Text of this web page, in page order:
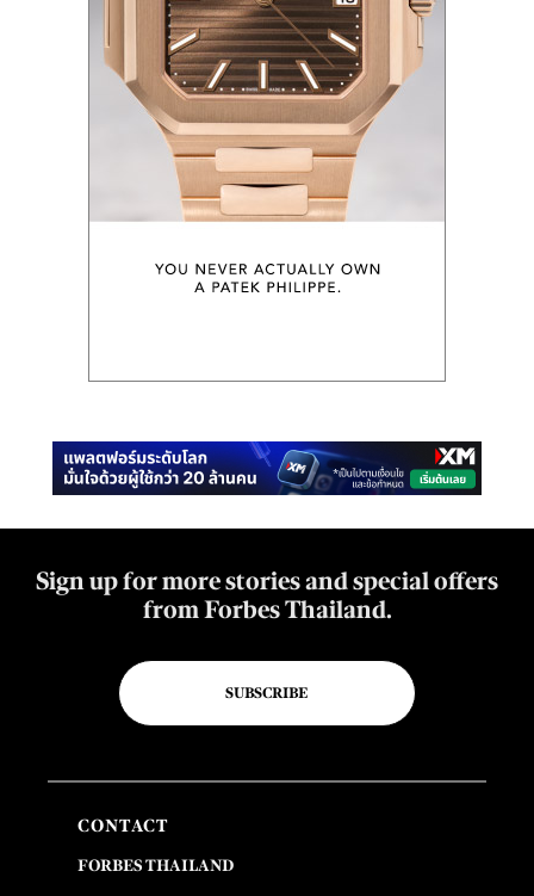
Sign up for more stories and special offers
from Forbes Thailand.
SUBSCRIBE
CONTACT
FORBES THAILAND